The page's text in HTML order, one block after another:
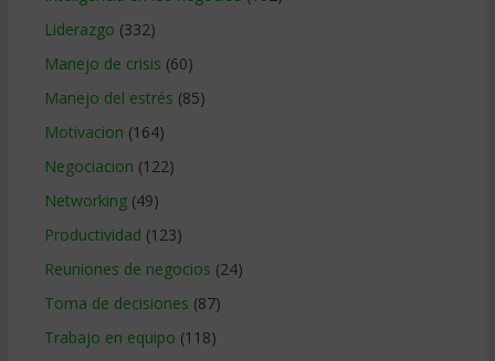
Liderazgo (332)
Manejo de crisis (60)
Manejo del estrés (85)
Motivacion (164)
Negociacion (122)
Networking(49)
Productividad (123)
Reuniones de negocios (24)
Toma de decisiones (87)
Trabajo en equipo (118)